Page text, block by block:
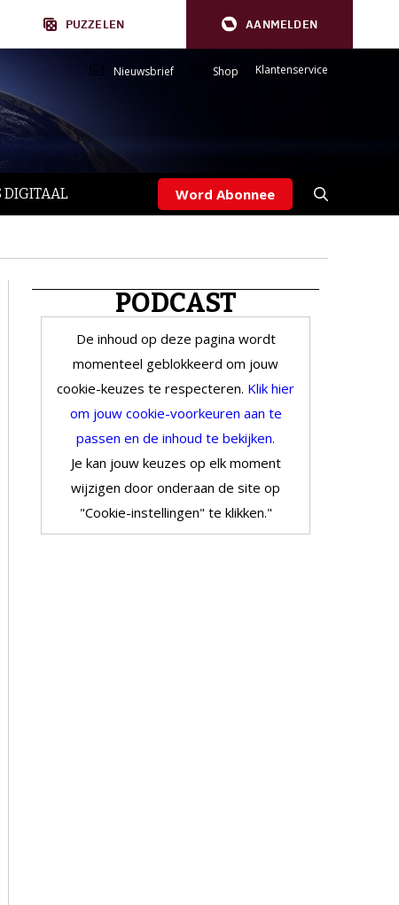
PUZZELEN AANMELDEN
Nieuwsbrief Shop Klantenservice
DIGITAAL Word Abonnee
PODCAST
De inhoud op deze pagina wordt
momenteel geblokkeerd om jouw
cookie-keuzes te respecteren. Klik hier
om jouw cookie-voorkeuren aan te
passen en de inhoud te bekijken.
Je kan jouw keuzes op elk moment
wijzigen door onderaan de site op
"Cookie-instellingen" te klikken."